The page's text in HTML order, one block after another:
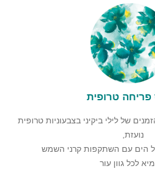
טרופית
של לילי ביקיני בצבעוניות טרופית
נועזת,
הים עם השתקפות קרני השמש
לכל גוון עור